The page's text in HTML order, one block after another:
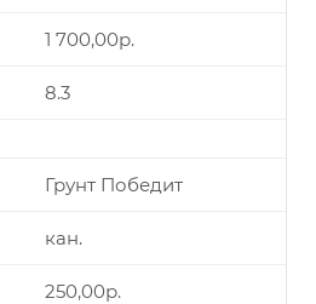
1 700,00р.
8.3
Грунт Победит
кан.
250,00р.